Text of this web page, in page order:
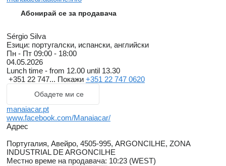
Абонирай се за продавача
Sérgio Silva
Езици: португалски, испански, английски
Пн - Пт 09:00 - 18:00
04.05.2026
Lunch time - from 12.00 until 13.30
+351 22 747... Покажи +351 22 747 0620
Обадете ми се
manaiacar.pt
www.facebook.com/Manaiacar/
Адрес
Португалия, Авейро, 4505-995, ARGONCILHE, ZONA
INDUSTRIAL DE ARGONCILHE
Местно време на продавача: 10:23 (WEST)